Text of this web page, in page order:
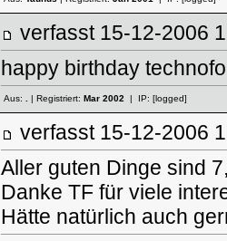
verfasst 15-12-
happy birthday
Aus: . | Registriert: Mar 2002| IP: [logged]
verfasst 15-12-
Aller guten Dinge sind
Danke TF für viele
Hätte natürlich auch